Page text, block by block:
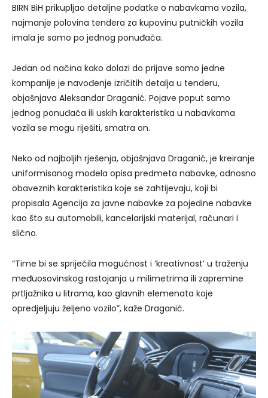
BIRN BiH prikupljao detaljne podatke o nabavkama vozila,
najmanje polovina tendera za kupovinu putničkih vozila
imala je samo po jednog ponuđača.
Jedan od načina kako dolazi do prijave samo jedne
kompanije je navođenje izričitih detalja u tenderu,
objašnjava Aleksandar Draganić. Pojave poput samo
jednog ponuđača ili uskih karakteristika u nabavkama
vozila se mogu riješiti, smatra on.
Neko od najboljih rješenja, objašnjava Draganić, je kreiranje
uniformisanog modela opisa predmeta nabavke, odnosno
obaveznih karakteristika koje se zahtijevaju, koji bi
propisala Agencija za javne nabavke za pojedine nabavke
kao što su automobili, kancelarijski materijal, računari i
slično.
“Time bi se spriječila mogućnost i ‘kreativnost’ u traženju
međuosovinskog rastojanja u milimetrima ili zapremine
prtljažnika u litrama, kao glavnih elemenata koje
opredjeljuju željeno vozilo”, kaže Draganić.